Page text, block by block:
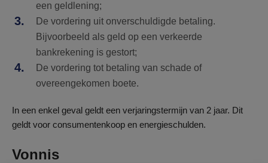
een geldlening;
De vordering uit onverschuldigde betaling.
Bijvoorbeeld als geld op een verkeerde
bankrekening is gestort;
De vordering tot betaling van schade of
overeengekomen boete.
In een enkel geval geldt een verjaringstermijn van 2 jaar. Dit
geldt voor consumentenkoop en energieschulden.
Vonnis